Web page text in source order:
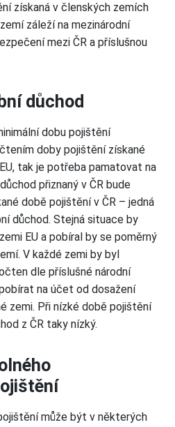
získaná v členských zemích
záleží na mezinárodní
mezi ČR a příslušnou
důchod
dobu pojištění
doby pojištění získané
tak je potřeba pamatovat na
přiznaný v ČR bude
době pojištění v ČR – jedná
důchod. Stejná situace by
EU a pobíral by se poměrný
V každé zemi by byl
dle příslušné národní
na účet od dosažení
zemi. Při nízké době pojištění
z ČR taky nízký.
může být v některých